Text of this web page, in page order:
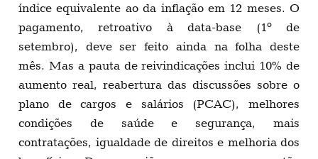
índice equivalente ao da inflação em 12 meses. O
pagamento, retroativo à data-base (1º de
setembro), deve ser feito ainda na folha deste
mês. Mas a pauta de reivindicações inclui 10% de
aumento real, reabertura das discussões sobre o
plano de cargos e salários (PCAC), melhores
condições de saúde e segurança, mais
contratações, igualdade de direitos e melhoria dos